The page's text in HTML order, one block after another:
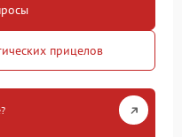
прицелов